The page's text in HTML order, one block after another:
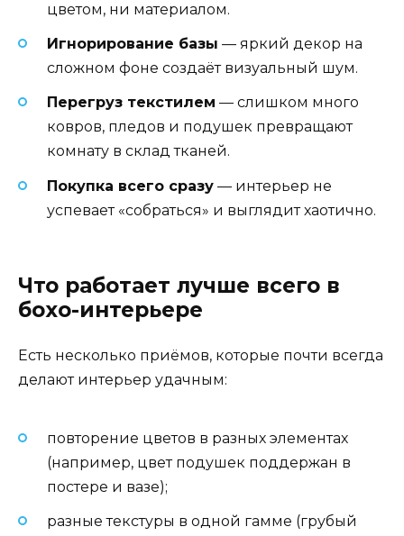
цветом, ни материалом.
Игнорирование базы — яркий декор на
сложном фоне создаёт визуальный шум.
Перегруз текстилем — слишком много
ковров, пледов и подушек превращают
комнату в склад тканей.
Покупка всего сразу — интерьер не
успевает «собраться» и выглядит хаотично.
Что работает лучше всего в
бохо-интерьере
Есть несколько приёмов, которые почти всегда
делают интерьер удачным:
повторение цветов в разных элементах
(например, цвет подушек поддержан в
постере и вазе);
разные текстуры в одной гамме (грубый